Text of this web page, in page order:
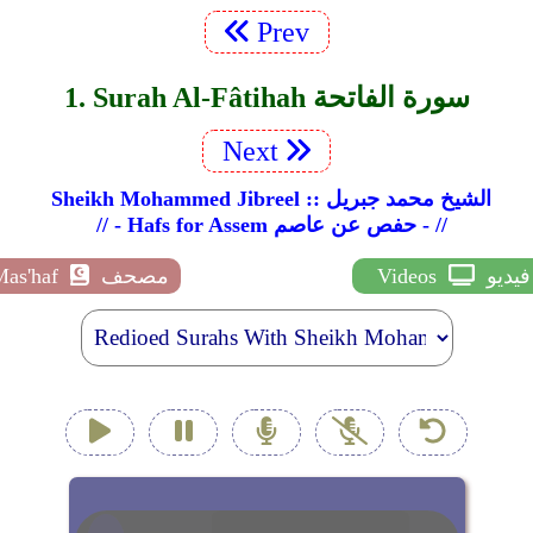
Prev
1. Surah Al-Fâtihah سورة الفاتحة
Next
Sheikh Mohammed Jibreel :: الشيخ محمد جبريل
// - Hafs for Assem حفص عن عاصم - //
مصحف Videos فيديو